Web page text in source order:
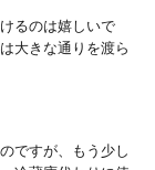
るのは嬉しいで
大きな通りを渡ら
ですが、もう少し